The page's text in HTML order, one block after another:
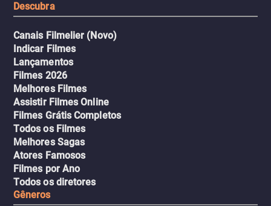
Descubra
Canais Filmelier (Novo)
Indicar Filmes
Lançamentos
Filmes 2026
Melhores Filmes
Assistir Filmes Online
Filmes Grátis Completos
Todos os Filmes
Melhores Sagas
Atores Famosos
Filmes por Ano
Todos os diretores
Gêneros